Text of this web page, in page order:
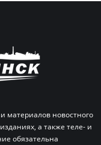
материалов новостного
а также теле- и
обязательна